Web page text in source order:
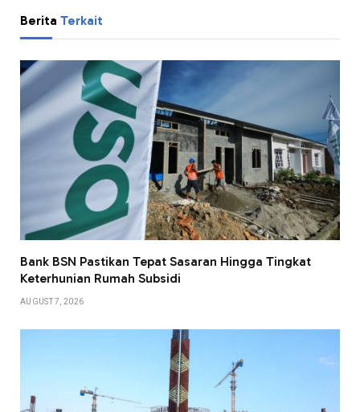
Berita Terkait
Bank BSN Pastikan Tepat Sasaran Hingga Tingkat
Keterhunian Rumah Subsidi
AUGUST 7, 2026